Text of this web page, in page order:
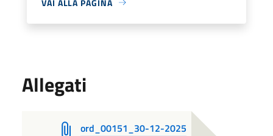
Allegati
ord_00151_30-12-2025